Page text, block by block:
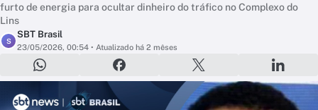
furto de energia para ocultar dinheiro do tráfico no Complexo do
Lins
S
SBT Brasil
23/05/2026, 00:54 • Atualizado há 2 mêses